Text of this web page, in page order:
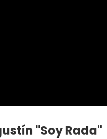
"Soy Rada"